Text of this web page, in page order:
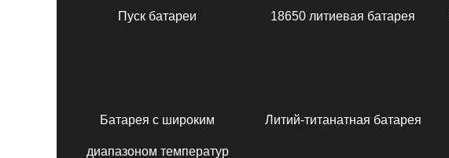
Пуск батареи 18650 литиевая батарея
Батарея с широким
диапазоном температур
Литий-титанатная батарея